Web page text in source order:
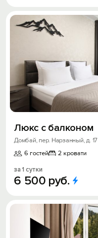
Люкс с балконом
Домбай, пер. Нарзанный, д. 17
6 гостей
2 кровати
за 1 сутки
6 500 руб.